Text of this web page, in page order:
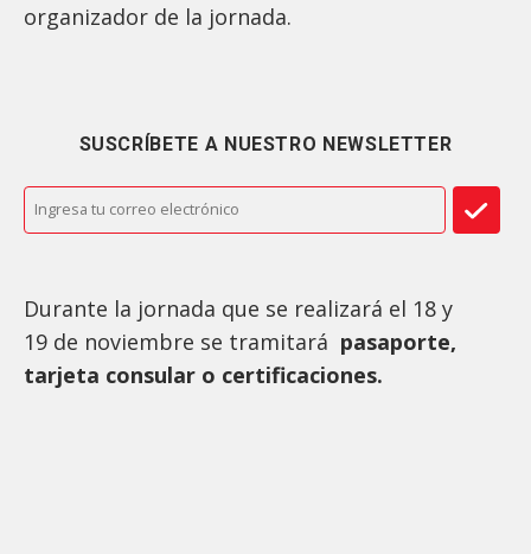
organizador de la jornada.
SUSCRÍBETE A NUESTRO NEWSLETTER
Durante la jornada que se realizará el 18 y
19 de noviembre se tramitará pasaporte,
tarjeta consular o certificaciones.